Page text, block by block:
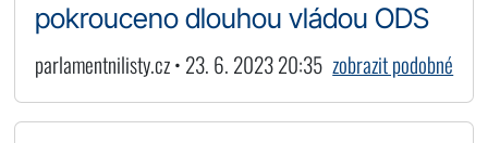
pokrouceno dlouhou vládou ODS
parlamentnilisty.cz • 23. 6. 2023 20:35 zobrazit podobné